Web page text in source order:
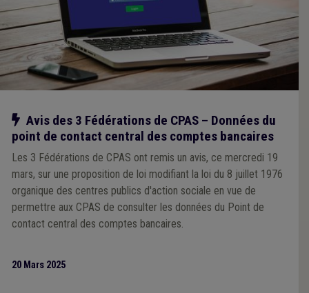
Notre action
Avis des 3 Fédérations de CPAS – Données du
point de contact central des comptes bancaires
Les 3 Fédérations de CPAS ont remis un avis, ce mercredi 19
mars, sur une proposition de loi modifiant la loi du 8 juillet 1976
organique des centres publics d'action sociale en vue de
permettre aux CPAS de consulter les données du Point de
contact central des comptes bancaires.
20 Mars 2025